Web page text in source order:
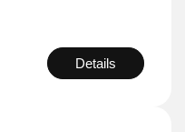
Details